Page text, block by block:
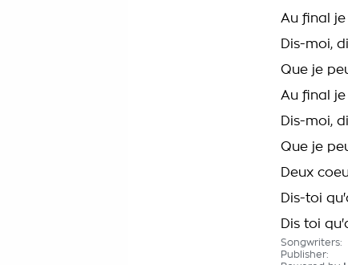
Au final
Dis-moi,
Que je
Au final
Dis-moi,
Que je
Deux
Dis-toi
Dis toi
Songwriters:
Publisher: